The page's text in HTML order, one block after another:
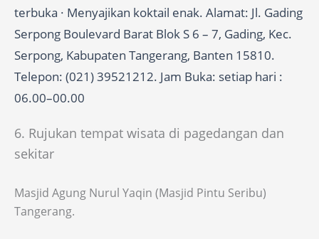
terbuka · Menyajikan koktail enak. Alamat: Jl. Gading
Serpong Boulevard Barat Blok S 6 – 7, Gading, Kec.
Serpong, Kabupaten Tangerang, Banten 15810.
Telepon: (021) 39521212. Jam Buka: setiap hari :
06.00–00.00
6. Rujukan tempat wisata di pagedangan dan
sekitar
Masjid Agung Nurul Yaqin (Masjid Pintu Seribu)
Tangerang.